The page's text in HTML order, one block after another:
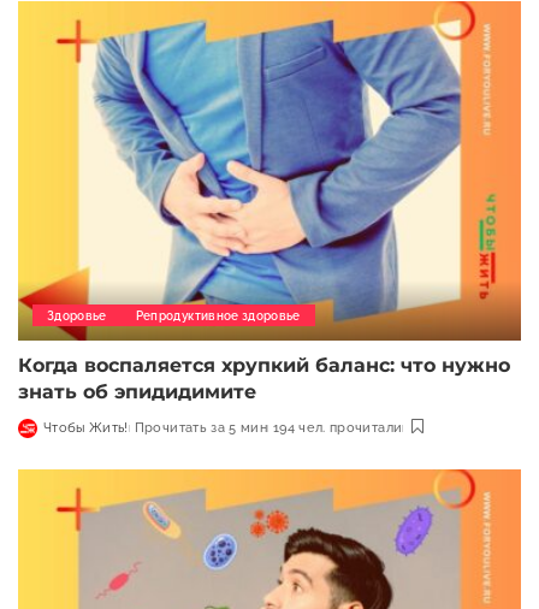
Здоровье Репродуктивное здоровье
Когда воспаляется хрупкий баланс: что нужно
знать об эпидидимите
Чтобы Жить! Прочитать за 5 мин 194 чел. прочитали